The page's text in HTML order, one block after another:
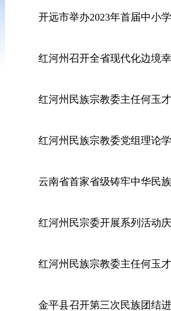
开远市举办2023年首届中小
红河州召开全省现代化边境
红河州民族宗教委主任何玉
红河州民族宗教委党组理论
云南省首家省级铸牢中华民
红河州民宗委开展系列活动
红河州民族宗教委主任何玉
金平县召开第三次民族团结